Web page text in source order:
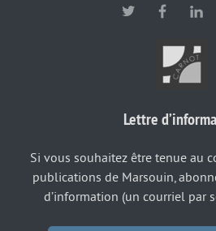
Lettre
Si vous souhaitez être tenue au
publications de Marsouin,
d’information (un courriel par